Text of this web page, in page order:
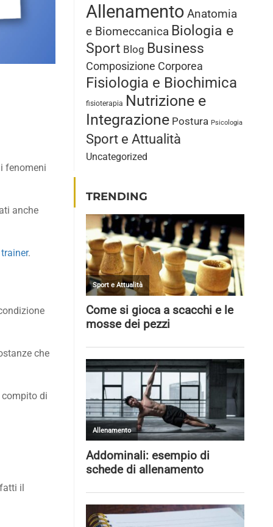
fenomeni
anche
.
che
di
il
Allenamento Anatomia
e Biomeccanica Biologia e
Sport Blog Business
Composizione Corporea
Fisiologia e Biochimica
fisioterapia Nutrizione e
Integrazione Postura Psicologia
Sport e Attualità
Uncategorized
TRENDING